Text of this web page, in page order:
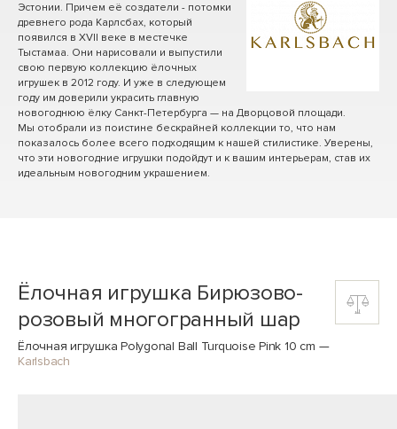
Эстонии. Причем её создатели - потомки
древнего рода Карлсбах, который
появился в XVII веке в местечке
Тыстамаа. Они нарисовали и выпустили
свою первую коллекцию ёлочных
игрушек в 2012 году. И уже в следующем
году им доверили украсить главную
новогоднюю ёлку Санкт-Петербурга — на Дворцовой площади.
Мы отобрали из поистине бескрайней коллекции то, что нам
показалось более всего подходящим к нашей стилистике. Уверены,
что эти новогодние игрушки подойдут и к вашим интерьерам, став их
идеальным новогодним украшением.
Ёлочная игрушка Бирюзово-
розовый многогранный шар
Ёлочная игрушка Polygonal Ball Turquoise Pink 10 cm —
Karlsbach